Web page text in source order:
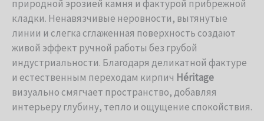
природной эрозией камня и фактурой прибрежной
кладки. Ненавязчивые неровности, вытянутые
линии и слегка сглаженная поверхность создают
живой эффект ручной работы без грубой
индустриальности. Благодаря деликатной фактуре
и естественным переходам кирпич Héritage
визуально смягчает пространство, добавляя
интерьеру глубину, тепло и ощущение спокойствия.